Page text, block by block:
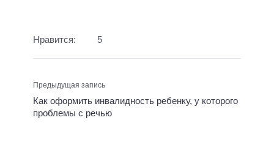
Нравится: 5
Предыдущая запись
Как оформить инвалидность ребенку, у которого
проблемы с речью